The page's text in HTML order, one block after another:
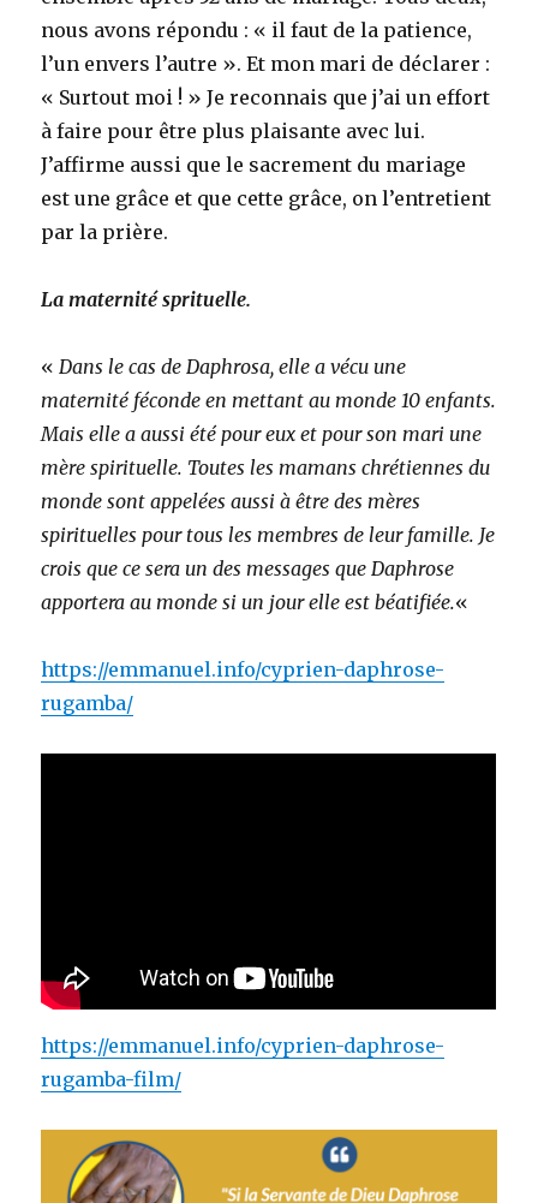
nous avons répondu : « il faut de la patience,
l’un envers l’autre ». Et mon mari de déclarer :
« Surtout moi ! » Je reconnais que j’ai un effort
à faire pour être plus plaisante avec lui.
J’affirme aussi que le sacrement du mariage
est une grâce et que cette grâce, on l’entretient
par la prière.
La maternité sprituelle.
« Dans le cas de Daphrosa, elle a vécu une
maternité féconde en mettant au monde 10 enfants.
Mais elle a aussi été pour eux et pour son mari une
mère spirituelle. Toutes les mamans chrétiennes du
monde sont appelées aussi à être des mères
spirituelles pour tous les membres de leur famille. Je
crois que ce sera un des messages que Daphrose
apportera au monde si un jour elle est béatifiée.«
https://emmanuel.info/cyprien-daphrose-
rugamba/
https://emmanuel.info/cyprien-daphrose-
rugamba-film/